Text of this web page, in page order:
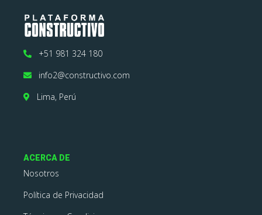
+51 981 324 180
info2@constructivo.com
Lima, Perú
ACERCA DE
Nosotros
Política de Privacidad